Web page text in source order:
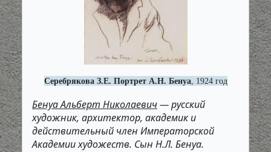
Серебрякова З.Е. Портрет А.Н. Бенуа, 1924 год
Бенуа Альберт Николаевич— русский
художник, архитектор, академик и
действительный член Императорской
Академии художеств. Сын Н.Л. Бенуа.